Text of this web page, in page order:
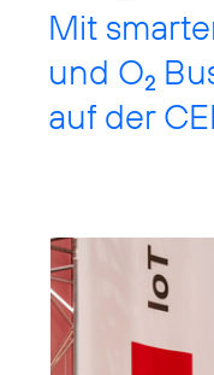
Mit
und O2
auf der